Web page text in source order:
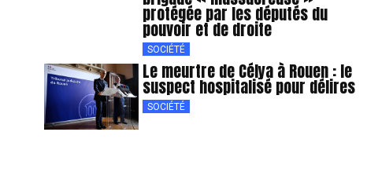
protégée par les députés du
pouvoir et de droite
SOCIÉTÉ
Le meurtre de Célya à Rouen : le
suspect hospitalisé pour délires
SOCIÉTÉ